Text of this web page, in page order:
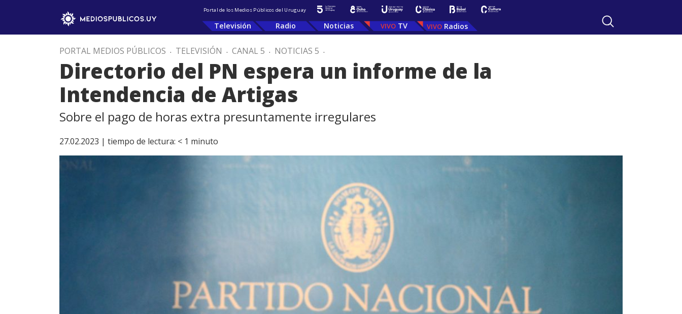
Portal de los Medios Públicos del Uruguay
Televisión Radio Noticias TV Radios
PORTAL MEDIOS PÚBLICOS . TELEVISIÓN . CANAL 5 . NOTICIAS 5 .
Directorio del PN espera un informe de la
Intendencia de Artigas
Sobre el pago de horas extra presuntamente irregulares
27.02.2023 | tiempo de lectura: < 1 minuto